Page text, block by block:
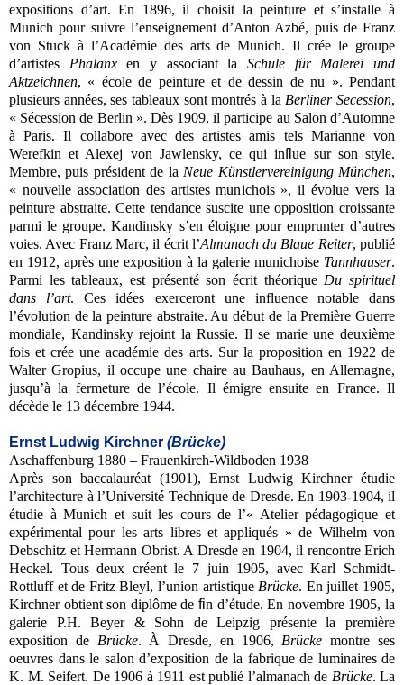
expositions d’art. En 1896, il choisit la peinture et s’installe à
Munich pour suivre l’enseignement d’Anton Azbé, puis de Franz
von Stuck à l’Académie des arts de Munich. Il crée le groupe
d’artistes Phalanxen y associant laSchule für Malerei und
Aktzeichnen, « école de peinture et de dessin de nu ». Pendant
plusieurs années, ses tableaux sont montrés à la Berliner Secession,
« Sécession de Berlin ». Dès 1909, il participe au Salon d’Automne
à Paris. Il collabore avec des artistes amis tels Marianne von
Werefkin et Alexej von Jawlensky, ce qui influe sur son style.
Membre, puis président de la Neue Künstlervereinigung München,
« nouvelle association des artistes munichois », il évolue vers la
peinture abstraite. Cette tendance suscite une opposition croissante
parmi le groupe. Kandinsky s’en éloigne pour emprunter d’autres
voies. Avec Franz Marc, il écrit l’Almanach du Blaue Reiter, publié
en 1912, après une exposition à la galerie munichoise Tannhauser.
Parmi les tableaux, est présenté son écrit théorique Du spirituel
dans l’art. Ces idées exerceront une influence notable dans
l’évolution de la peinture abstraite. Au début de la Première Guerre
mondiale, Kandinsky rejoint la Russie. Il se marie une deuxième
fois et crée une académie des arts. Sur la proposition en 1922 de
Walter Gropius, il occupe une chaire au Bauhaus, en Allemagne,
jusqu’à la fermeture de l’école. Il émigre ensuite en France. Il
décède le 13 décembre 1944.
Ernst Ludwig Kirchner (Brücke)
Aschaffenburg 1880 – Frauenkirch-Wildboden 1938
Après son baccalauréat (1901), Ernst Ludwig Kirchner étudie
l’architecture à l’Université Technique de Dresde. En 1903-1904, il
étudie à Munich et suit les cours de l’« Atelier pédagogique et
expérimental pour les arts libres et appliqués » de Wilhelm von
Debschitz et Hermann Obrist. A Dresde en 1904, il rencontre Erich
Heckel. Tous deux créent le 7 juin 1905, avec Karl Schmidt-
Rottluff et de Fritz Bleyl, l’union artistique Brücke. En juillet 1905,
Kirchner obtient son diplôme de fin d’étude. En novembre 1905, la
galerie P.H. Beyer & Sohn de Leipzig présente la première
exposition de Brücke. À Dresde, en 1906, Brückemontre ses
oeuvres dans le salon d’exposition de la fabrique de luminaires de
K. M. Seifert. De 1906 à 1911 est publié l’almanach de Brücke. La